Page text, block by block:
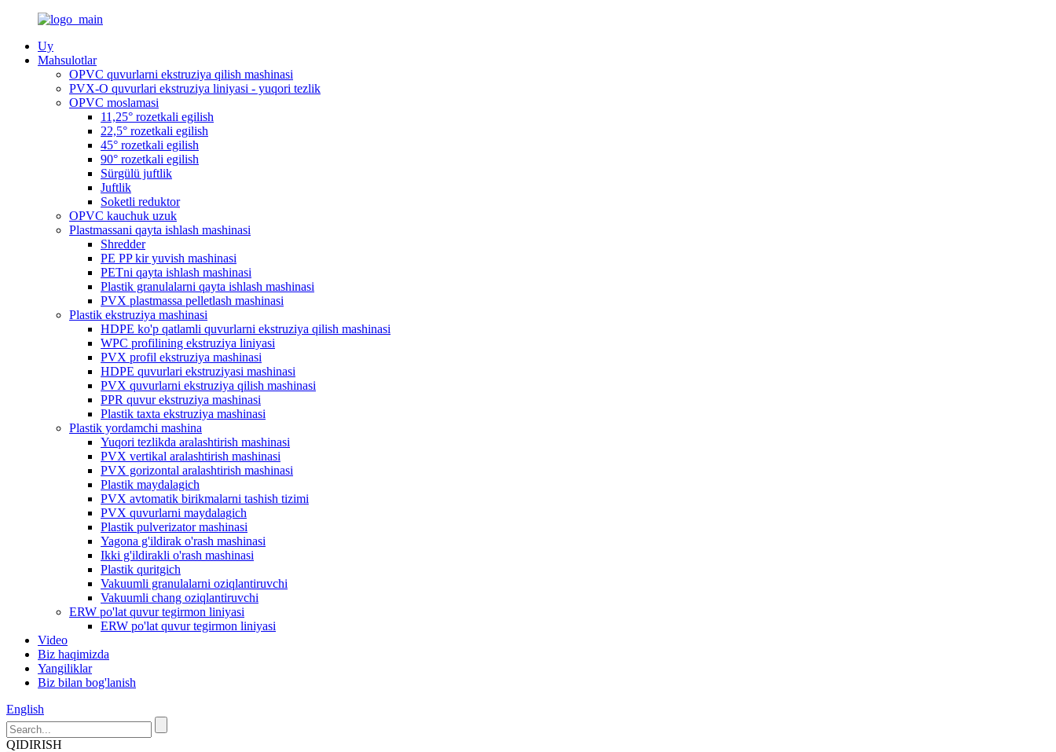
Uy
Mahsulotlar
OPVC quvurlarni ekstruziya qilish mashinasi
PVX-O quvurlari ekstruziya liniyasi - yuqori tezlik
OPVC moslamasi
11,25° rozetkali egilish
22,5° rozetkali egilish
45° rozetkali egilish
90° rozetkali egilish
Sürgülü juftlik
Juftlik
Soketli reduktor
OPVC kauchuk uzuk
Plastmassani qayta ishlash mashinasi
Shredder
PE PP kir yuvish mashinasi
PETni qayta ishlash mashinasi
Plastik granulalarni qayta ishlash mashinasi
PVX plastmassa pelletlash mashinasi
Plastik ekstruziya mashinasi
HDPE ko'p qatlamli quvurlarni ekstruziya qilish mashinasi
WPC profilining ekstruziya liniyasi
PVX profil ekstruziya mashinasi
HDPE quvurlari ekstruziyasi mashinasi
PVX quvurlarni ekstruziya qilish mashinasi
PPR quvur ekstruziya mashinasi
Plastik taxta ekstruziya mashinasi
Plastik yordamchi mashina
Yuqori tezlikda aralashtirish mashinasi
PVX vertikal aralashtirish mashinasi
PVX gorizontal aralashtirish mashinasi
Plastik maydalagich
PVX avtomatik birikmalarni tashish tizimi
PVX quvurlarni maydalagich
Plastik pulverizator mashinasi
Yagona g'ildirak o'rash mashinasi
Ikki g'ildirakli o'rash mashinasi
Plastik quritgich
Vakuumli granulalarni oziqlantiruvchi
Vakuumli chang oziqlantiruvchi
ERW po'lat quvur tegirmon liniyasi
ERW po'lat quvur tegirmon liniyasi
Video
Biz haqimizda
Yangiliklar
Biz bilan bog'lanish
English
QIDIRISH